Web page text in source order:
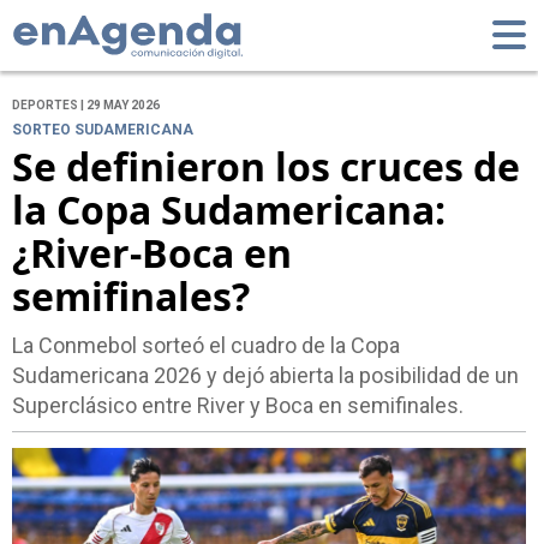
DEPORTES | 29 MAY 2026
SORTEO SUDAMERICANA
Se definieron los cruces de
la Copa Sudamericana:
¿River-Boca en
semifinales?
La Conmebol sorteó el cuadro de la Copa
Sudamericana 2026 y dejó abierta la posibilidad de un
Superclásico entre River y Boca en semifinales.